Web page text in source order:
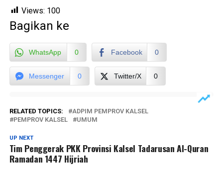
Views: 100
Bagikan ke
WhatsApp 0 Facebook 0
Messenger 0 Twitter/X 0
RELATED TOPICS:
ADPIM PEMPROV KALSEL
PEMPROV KALSEL
UMUM
UP NEXT
Tim Penggerak PKK Provinsi Kalsel Tadarusan Al-Quran
Ramadan 1447 Hijriah